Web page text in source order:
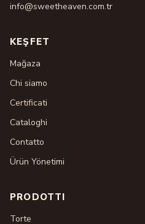
info@sweetheaven.com.tr
KEŞFET
Mağaza
Chi siamo
Certificati
Cataloghi
Contatto
Ürün Yönetimi
PRODOTTI
Torte